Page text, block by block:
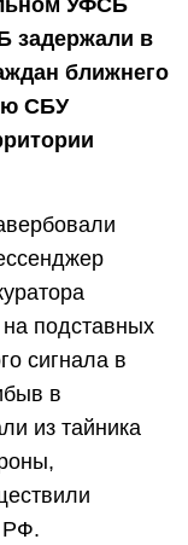
УФСБ
задержали в
ближнего
СБУ
подставных
сигнала в
в
из тайника
РФ.